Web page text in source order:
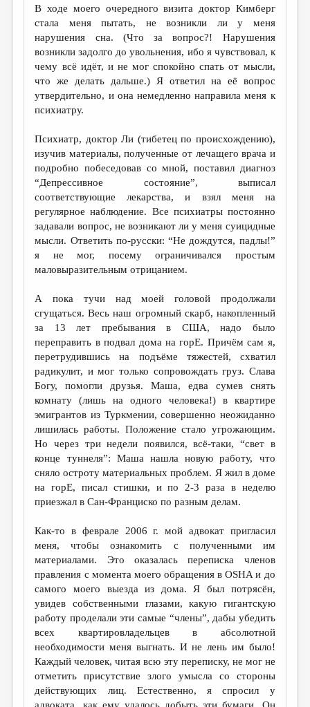
В ходе моего очередного визита доктор Кимберг
стала меня пытать, не возникли ли у меня
нарушения сна. (Что за вопрос?! Нарушения
возникли задолго до увольнения, ибо я чувствовал, к
чему всё идёт, и не мог спокойно спать от мысли,
что же делать дальше.) Я ответил на её вопрос
утвердительно, и она немедленно направила меня к
психиатру.
Психиатр, доктор Ли (тибетец по происхождению),
изучив материалы, полученные от лечащего врача и
подробно побеседовав со мной, поставил диагноз
“Депрессивное состояние”, выписал
соответствующие лекарства, и взял меня на
регулярное наблюдение. Все психиатры постоянно
задавали вопрос, не возникают ли у меня суицидные
мысли. Ответить по-русски: “Не дождутся, падлы!”
я не мог, посему ограничивался простым
маловыразительным отрицанием.
А пока тучи над моей головой продолжали
сгущаться. Весь наш огромный скарб, накопленный
за 13 лет пребывания в США, надо было
переправить в подвал дома на горЕ. Причём сам я,
перетрудившись на подъёме тяжестей, схватил
радикулит, и мог только сопровождать груз. Слава
Богу, помогли друзья. Маша, едва сумев снять
комнату (лишь на одного человека!) в квартире
эмигрантов из Туркмении, совершенно неожиданно
лишилась работы. Положение стало угрожающим.
Но через три недели появился, всё-таки, “свет в
конце туннеля”: Маша нашла новую работу, что
сняло остроту материальных проблем. Я жил в доме
на горЕ, писал стишки, и по 2-3 раза в неделю
приезжал в Сан-Франциско по разным делам.
Как-то в феврале 2006 г. мой адвокат пригласил
меня, чтобы ознакомить с полученными им
материалами. Это оказалась переписка членов
правления с момента моего обращения в OSHA и до
самого моего выезда из дома. Я был потрясён,
увидев собственными глазами, какую гигантскую
работу проделали эти самые “члены”, дабы убедить
всех квартировладельцев в абсолютной
необходимости меня выгнать. И не лень им было!
Каждый человек, читая всю эту переписку, не мог не
отметить присутствие злого умысла со стороны
действующих лиц. Естественно, я спросил у